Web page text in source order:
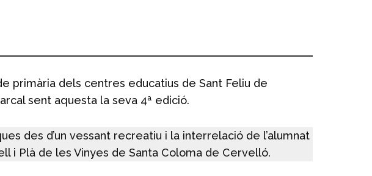
primària dels centres educatius de Sant Feliu de
sent aquesta la seva 4ª edició.
des d’un vessant recreatiu i la interrelació de l’alumnat
i Plà de les Vinyes de Santa Coloma de Cervelló.